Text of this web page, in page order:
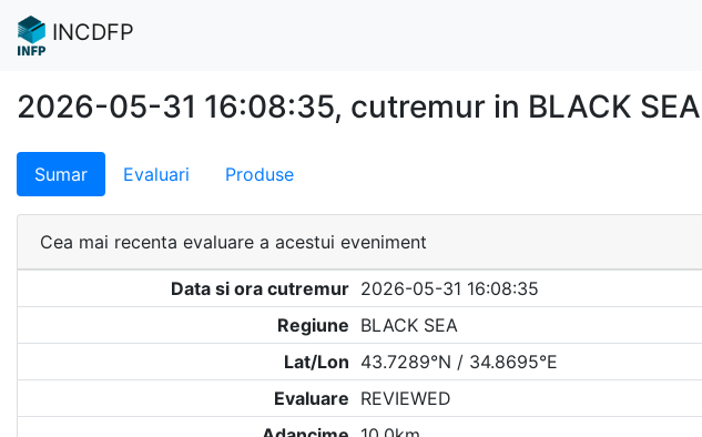
INCDFP
2026-05-31 16:08:35, cutremur in BLACK
Sumar Evaluari Produse
Cea mai recenta evaluare a acestui eveniment
Data si ora cutremur 2026-05-31 16:08:35
Regiune BLACK SEA
Lat/Lon 43.7289°N / 34.8695°E
Evaluare REVIEWED